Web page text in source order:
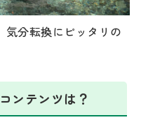
気分転換にピッタリの
ンテンツは？